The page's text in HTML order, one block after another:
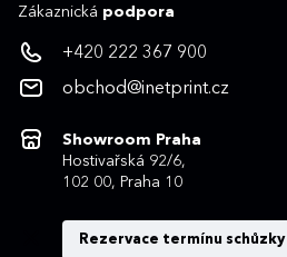
Zákaznická podpora
+420 222 367 900
obchod@inetprint.cz
Showroom Praha
Hostivařská 92/6,
102 00, Praha 10
Rezervace termínu schůzky